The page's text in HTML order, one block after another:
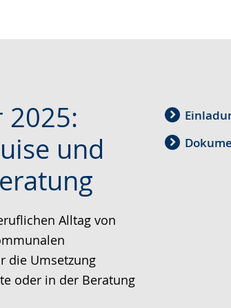
2025:
und
Alltag von
die Umsetzung
oder in der Beratung